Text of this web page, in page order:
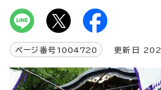
ページ番号 1004720 更新日